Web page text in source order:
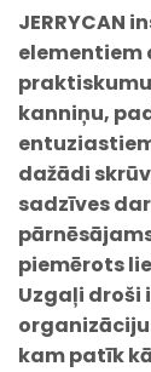
JERRYCAN
elementiem
kanniņu,
dažādi
sadzīves
piemērots
Uzgaļi
kam patīk